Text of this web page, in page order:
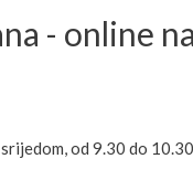
- online
od 9.30 do 10.30